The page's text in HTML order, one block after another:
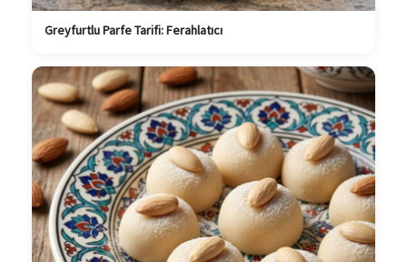
Greyfurtlu Parfe Tarifi: Ferahlatıcı